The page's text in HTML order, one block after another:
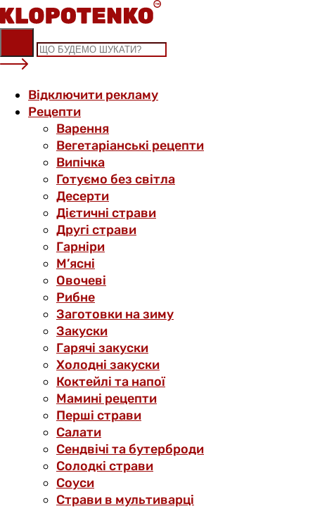
Skip
to
content
Відключити рекламу
Рецепти
Варення
Вегетаріанські рецепти
Випічка
Готуємо без світла
Десерти
Дієтичні страви
Другі страви
Гарніри
М’ясні
Овочеві
Рибне
Заготовки на зиму
Закуски
Гарячі закуски
Холодні закуски
Коктейлі та напої
Мамині рецепти
Перші страви
Салати
Сендвічі та бутерброди
Солодкі страви
Соуси
Страви в мультиварці